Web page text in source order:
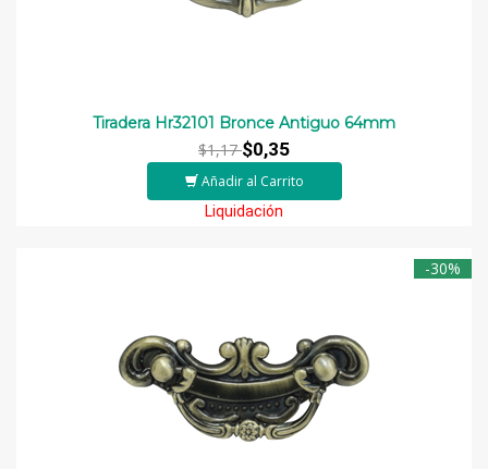
Tiradera Hr32101 Bronce Antiguo 64mm
$1,17$0,35
Añadir al Carrito
Liquidación
-30%